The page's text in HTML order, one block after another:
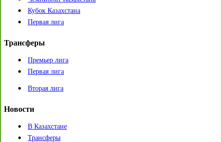
Кубок Казахстана
Первая лига
Трансферы
Премьер лига
Первая лига
Вторая лига
Новости
В Казахстане
Трансферы